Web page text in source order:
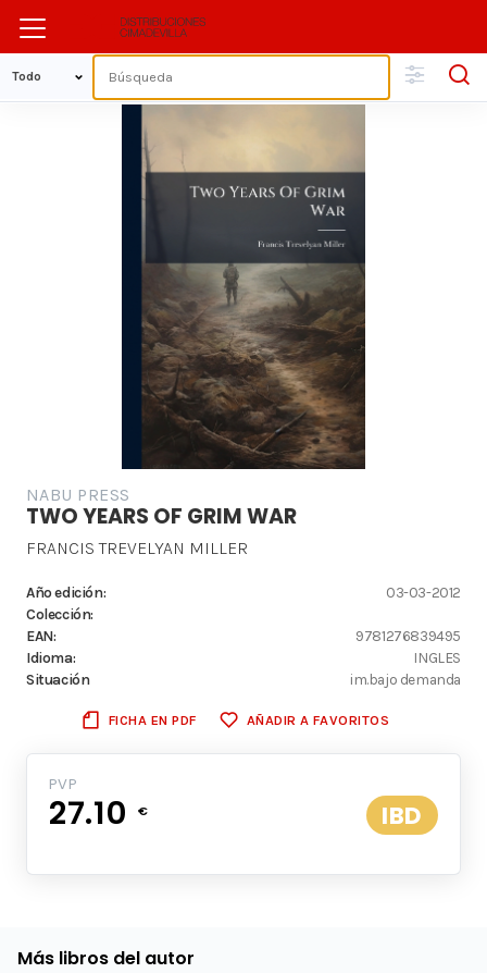
NABU PRESS
TWO YEARS OF GRIM WAR
FRANCIS TREVELYAN MILLER
Año edición:
03-03-2012
Colección:
EAN:
9781276839495
Idioma:
INGLES
Situación
im.bajo demanda
FICHA EN PDF AÑADIR A FAVORITOS
PVP
27.10 € IBD
Más libros del autor